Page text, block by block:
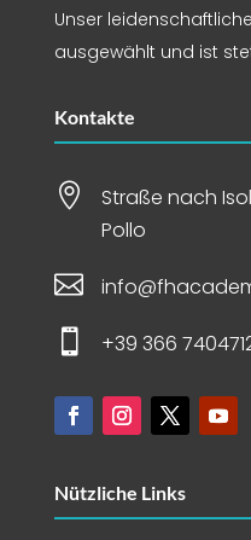
Unser
ausgewählt und ist
Kontakte

Straße nach
Pollo

 +39 366
Nützliche Links